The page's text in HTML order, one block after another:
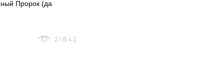
Пророк (да
21642